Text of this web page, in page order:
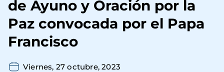
de Ayuno y Oración por la
Paz convocada por el Papa
Francisco
Viernes, 27 octubre, 2023